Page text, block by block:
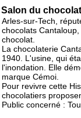
Salon du chocolat
Arles-sur-Tech,
chocolats
chocolat.
La chocolaterie
1940. L'usine, qui
l'inondation. Elle
marque Cémoi.
Pour revivre cette
chocolatiers
Public concerné :